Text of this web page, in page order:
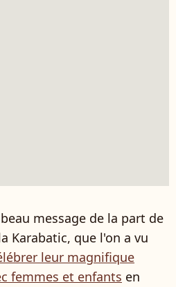
message de la part de
Karabatic, que l'on a vu
leur magnifique
femmes et enfants en